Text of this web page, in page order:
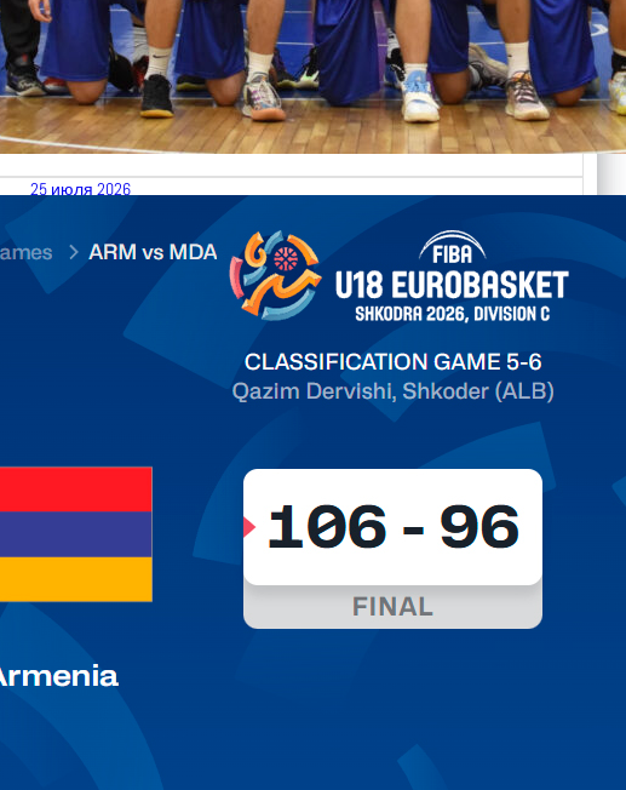
25 июля 2026
26.07.2026 Armenia vs Moldova FIBA U18 EuroBasket 2026,
Division C
КалендарьТаблица Выберите Обзор Статистика Матч сыгран 0
Читать далее